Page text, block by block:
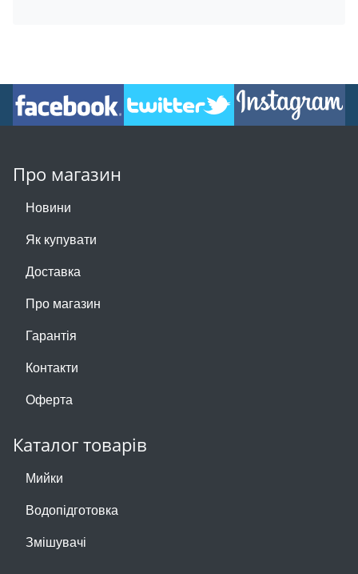
Про магазин
Новини
Як купувати
Доставка
Про магазин
Гарантія
Контакти
Оферта
Каталог товарів
Мийки
Водопідготовка
Змішувачі